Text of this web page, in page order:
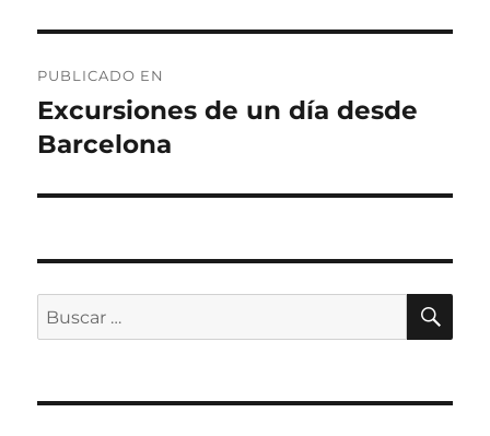
de
entradas
PUBLICADO EN
Excursiones de un día desde
Barcelona
Buscar
por: